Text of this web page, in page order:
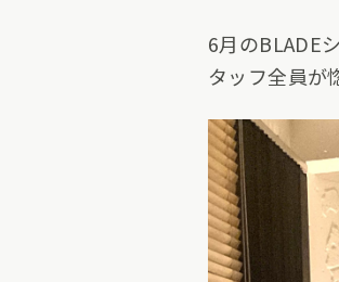
6月のBLADE
タッフ全員が